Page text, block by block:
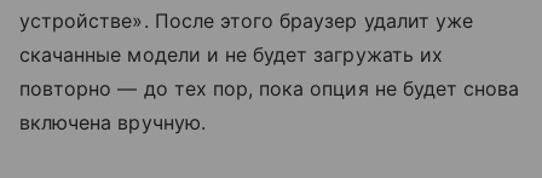
устройстве». После этого браузер удалит уже
скачанные модели и не будет загружать их
повторно — до тех пор, пока опция не будет снова
включена вручную.